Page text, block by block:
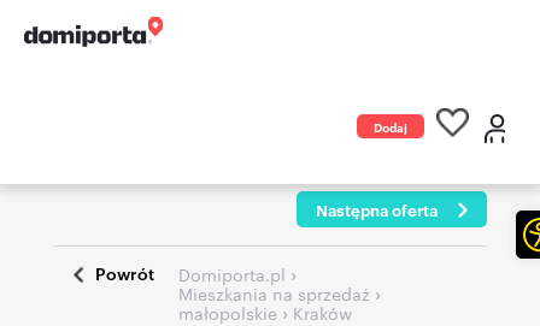
Dodaj
Następna oferta
Powrót Domiporta.pl ›
Mieszkania na sprzedaż ›
małopolskie › Kraków